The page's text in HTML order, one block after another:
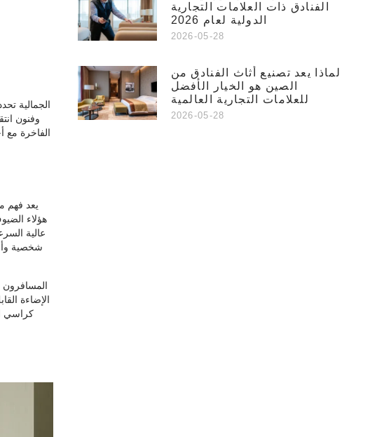
الجمالية
وفنون
الفاخرة مع
يعد فهم
شخصية
المسافرون
كراسي
الفنادق ذات العلامات التجارية
الدولية لعام 2026
2026-05-28
لماذا يعد تصنيع أثاث الفنادق من
الصين هو الخيار الأفضل
للعلامات التجارية العالمية
2026-05-28